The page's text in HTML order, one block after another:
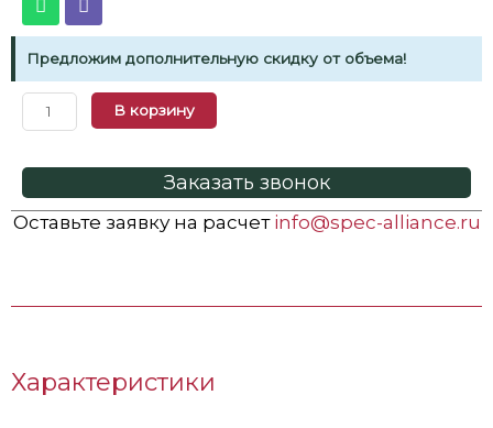
Предложим дополнительную скидку от объема!
В корзину
Заказать звонок
Оставьте заявку на расчет info@spec-alliance.ru
Характеристики